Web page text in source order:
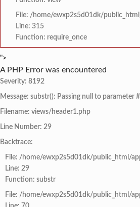
File: /home/ewxp2s5d01dk/
Line: 315
Function: require_once
">
A PHP Error was encountered
Severity: 8192
Message: substr(): Passing null to parameter
Filename: views/header1.php
Line Number: 29
Backtrace:
File: /home/ewxp2s5d01dk/public_html/
Line: 29
Function: substr
File: /home/ewxp2s5d01dk/public_html/